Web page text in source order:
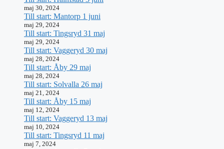
maj 30, 2024
Till start: Mantorp 1 juni
maj 29, 2024
Till start: Tingsryd 31 maj
maj 29, 2024
Till start: Vaggeryd 30 maj
maj 28, 2024
Till start: Åby 29 maj
maj 28, 2024
Till start: Solvalla 26 maj
maj 21, 2024
Till start: Åby 15 maj
maj 12, 2024
Till start: Vaggeryd 13 maj
maj 10, 2024
Till start: Tingsryd 11 maj
maj 7, 2024